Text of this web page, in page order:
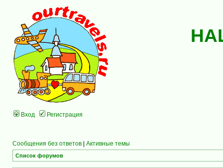
Вход Регистрация
Сообщения без ответов | Активные темы
Список форумов